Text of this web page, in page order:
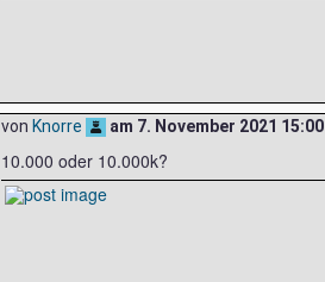
von Knorre am 7. November 2021 15:00
10.000 oder 10.000k?